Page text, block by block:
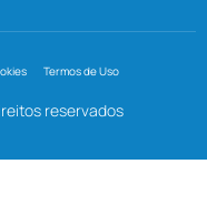
Termos de Uso
reservados